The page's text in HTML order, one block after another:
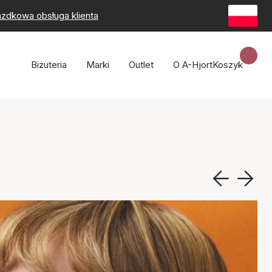
obsługa klienta
Biżuteria Marki Outlet O A-HjortKoszyk